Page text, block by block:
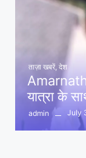
ताज़ा खबरें देश
Amarnath
यात्रा के
admin July